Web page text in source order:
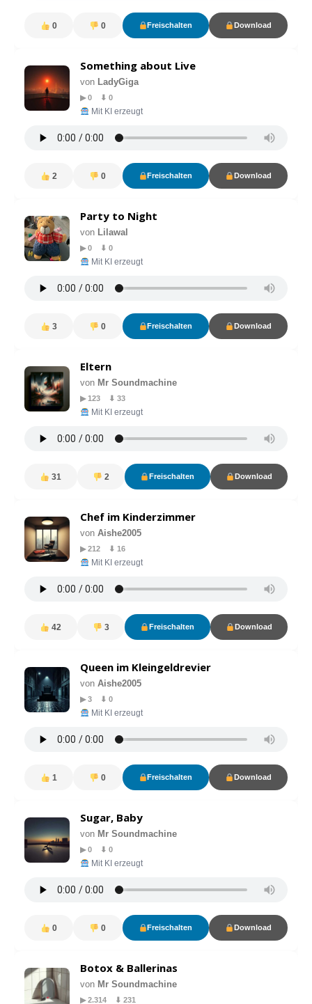
0 0 Freischalten Download
Something about Live
von LadyGiga
▶ 0 ⬇ 0
Mit KI erzeugt
2 0 Freischalten Download
Party to Night
von Lilawal
▶ 0 ⬇ 0
Mit KI erzeugt
3 0 Freischalten Download
Eltern
von Mr Soundmachine
▶ 123 ⬇ 33
Mit KI erzeugt
31 2 Freischalten Download
Chef im Kinderzimmer
von Aishe2005
▶ 212 ⬇ 16
Mit KI erzeugt
42 3 Freischalten Download
Queen im Kleingeldrevier
von Aishe2005
▶ 3 ⬇ 0
Mit KI erzeugt
1 0 Freischalten Download
Sugar, Baby
von Mr Soundmachine
▶ 0 ⬇ 0
Mit KI erzeugt
0 0 Freischalten Download
Botox & Ballerinas
von Mr Soundmachine
▶ 2.314 ⬇ 231